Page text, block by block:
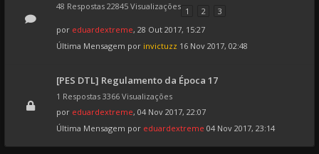
48 Respostas 22845 Visualizações 1 2
3
por eduardextreme, 28 Out 2017, 15:27
Última Mensagem por invictuzz 16 Nov 2017, 02:48
[PES DTL] Regulamento da Época 17
1 Respostas 3366 Visualizações
por eduardextreme, 04 Nov 2017, 22:07
Última Mensagem por eduardextreme 04 Nov 2017, 23:14